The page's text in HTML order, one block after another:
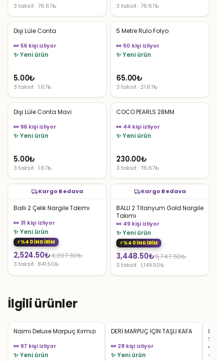
3 taksit · 76.67₺ 3 taksit · 76.67₺
Dişi Lüle Conta
👀 56 kişi izliyor
✨ Yeni ürün
5.00₺
3 taksit · 1.67₺
5 Metre Rulo Folyo
👀 50 kişi izliyor
✨ Yeni ürün
65.00₺
3 taksit · 21.67₺
Dişi Lüle Conta Mavi
👀 96 kişi izliyor
✨ Yeni ürün
5.00₺
3 taksit · 1.67₺
COCO PEARLS 28MM
👀 44 kişi izliyor
✨ Yeni ürün
230.00₺
3 taksit · 76.67₺
Kargo Bedava
Ballı 2 Çelik Nargile Takımı
👀 31 kişi izliyor
✨ Yeni ürün
%40 İNDİRİM
4,207.50₺
Orijinal
fiyat:
2,524.50₺
Şu
andaki
3 taksit · 841.50₺
Kargo Bedava
BALLI 2 Titanyum Gold Nargile
Takımı
👀 49 kişi izliyor
✨ Yeni ürün
%40 İNDİRİM
5,747.50₺
Orijinal
fiyat:
3,448.50₺
Şu
andaki
3 taksit · 1,149.50₺
İlgili ürünler
Naimi Deluxe Marpuç Kırmızı
👀 97 kişi izliyor
✨ Yeni ürün
DERİ MARPUÇ İÇİN TAŞLI KAFA
👀 28 kişi izliyor
✨ Yeni ürün
👀
✨